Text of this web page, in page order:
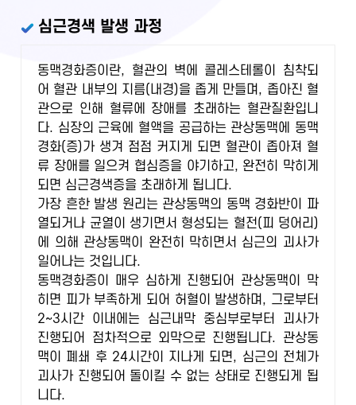
심근경색 발생 과정
동맥경화증이란, 혈관의 벽에 콜레스테롤이 침착되
어 혈관 내부의 지름(내경)을 좁게 만들며, 좁아진 혈
관으로 인해 혈류에 장애를 초래하는 혈관질환입니
다. 심장의 근육에 혈액을 공급하는 관상동맥에 동맥
경화(증)가 생겨 점점 커지게 되면 혈관이 좁아져 혈
류 장애를 일으켜 협심증을 야기하고, 완전히 막히게
되면 심근경색증을 초래하게 됩니다.
가장 흔한 발생 원리는 관상동맥의 동맥 경화반이 파
열되거나 균열이 생기면서 형성되는 혈전(피 덩어리)
에 의해 관상동맥이 완전히 막히면서 심근의 괴사가
일어나는 것입니다.
동맥경화증이 매우 심하게 진행되어 관상동맥이 막
히면 피가 부족하게 되어 허혈이 발생하며, 그로부터
2~3시간 이내에는 심근내막 중심부로부터 괴사가
진행되어 점차적으로 외막으로 진행됩니다. 관상동
맥이 폐쇄 후 24시간이 지나게 되면, 심근의 전체가
괴사가 진행되어 돌이킬 수 없는 상태로 진행되게 됩
니다.